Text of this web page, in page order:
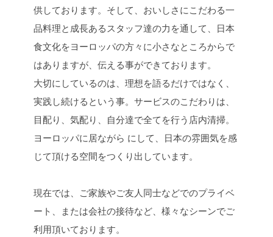
供しております。そして、おいしさにこだわる一
品料理と成長あるスタッフ達の力を通して、日本
食文化をヨーロッパの方々に小さなところからで
はありますが、伝える事ができております。
大切にしているのは、理想を語るだけではなく、
実践し続けるという事。サービスのこだわりは、
目配り、気配り、自分達で全てを行う店内清掃。
ヨーロッパに居ながら にして、日本の雰囲気を感
じて頂ける空間をつくり出しています。
現在では、ご家族やご友人同士などでのプライベ
ート、または会社の接待など、様々なシーンでご
利用頂いております。